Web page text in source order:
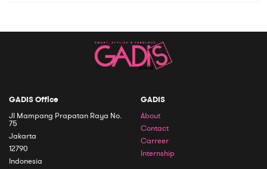
GADIS Office
Jl Mampang Prapatan Raya No.
75
Jakarta
12790
Indonesia
GADIS
About
Contact
Carreer
Internship